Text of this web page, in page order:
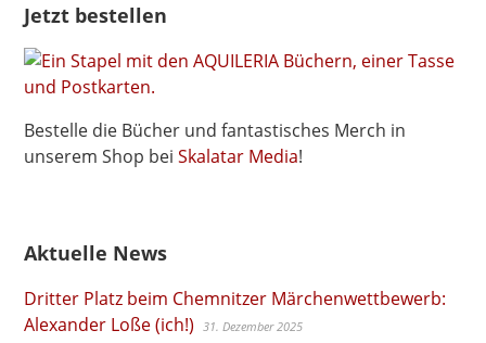
Jetzt bestellen
Bestelle die Bücher und fantastisches Merch in
unserem Shop beiSkalatar Media!
Aktuelle News
Dritter Platz beim Chemnitzer Märchenwettbewerb:
Alexander Loße (ich!)
31. Dezember 2025